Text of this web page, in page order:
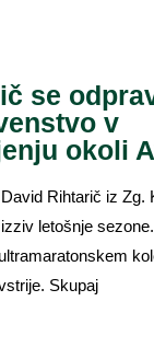
se
v
okoli
Rihtarič iz Zg.
letošnje
Skupaj